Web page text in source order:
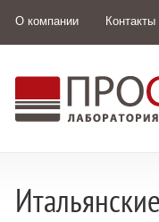
О компании Контакты